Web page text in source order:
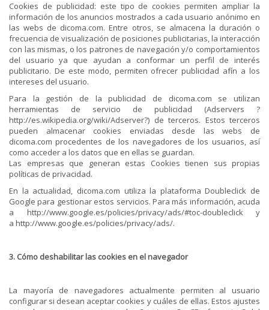
Cookies de publicidad: este tipo de cookies permiten ampliar la
información de los anuncios mostrados a cada usuario anónimo en
las webs de dicoma.com. Entre otros, se almacena la duración o
frecuencia de visualización de posiciones publicitarias, la interacción
con las mismas, o los patrones de navegación y/o comportamientos
del usuario ya que ayudan a conformar un perfil de interés
publicitario. De este modo, permiten ofrecer publicidad afín a los
intereses del usuario.
Para la gestión de la publicidad de dicoma.com se utilizan
herramientas de servicio de publicidad (Adservers ?
http://es.wikipedia.org/wiki/Adserver?) de terceros. Estos terceros
pueden almacenar cookies enviadas desde las webs de
dicoma.com procedentes de los navegadores de los usuarios, así
como acceder a los datos que en ellas se guardan.
Las empresas que generan estas Cookies tienen sus propias
políticas de privacidad.
En la actualidad, dicoma.com utiliza la plataforma Doubleclick de
Google para gestionar estos servicios. Para más información, acuda
a http://www.google.es/policies/privacy/ads/#toc-doubleclick y
a http://www.google.es/policies/privacy/ads/.
3. Cómo deshabilitar las cookies en el navegador
La mayoría de navegadores actualmente permiten al usuario
configurar si desean aceptar cookies y cuáles de ellas. Estos ajustes